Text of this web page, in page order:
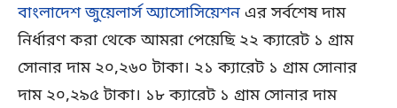
বাংলাদেশ জুয়েলার্স অ্যাসোসিয়েশন এর সর্বশেষ দাম
নির্ধারণ করা থেকে আমরা পেয়েছি ২২ ক্যারেট ১ গ্রাম
সোনার দাম ২০,২৬০ টাকা। ২১ ক্যারেট ১ গ্রাম সোনার
দাম ২০,২৯৫ টাকা। ১৮ ক্যারেট ১ গ্রাম সোনার দাম